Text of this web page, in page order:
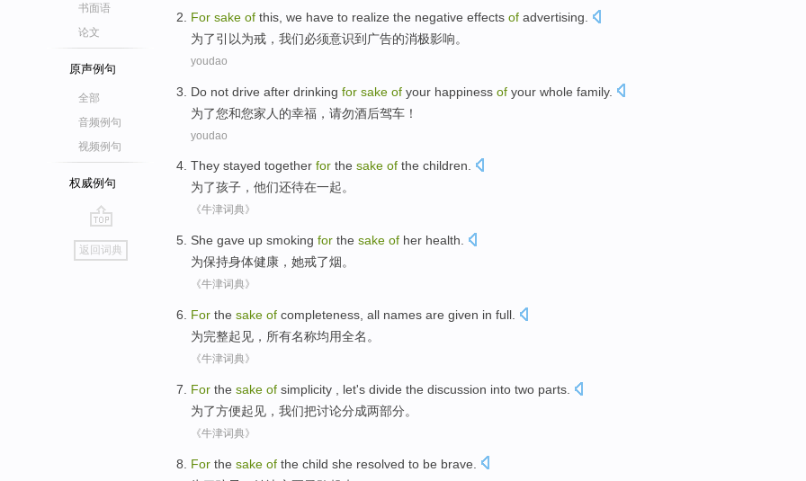
书面语
论文
原声例句
全部
音频例句
视频例句
权威例句
go
top
返回词典
For sake of this, we have to realize the negative effects of advertising
为了引以为戒， 我们必须意识到广告的消极影响。
youdao
Do not drive after drinking for sake of your happiness of your whole family.
为了您和您家人 的幸福 ，请勿酒后驾车 ！
youdao
They stayed together for the sake of the children.
为了孩子 ， 他们还待在一起。
《牛津词典》
She gave up smoking for the sake of her health
为保持身体健康， 她戒了烟。
《牛津词典》
For the sake of completeness all names are given in full
为完整起见， 所有名称均用全名 。
《牛津词典》
For the sake of simplicity let's divide the discussion into two parts
为了方便起见 ， 我们把讨论分成两部分。
《牛津词典》
For the sake of the child she resolved to be brave